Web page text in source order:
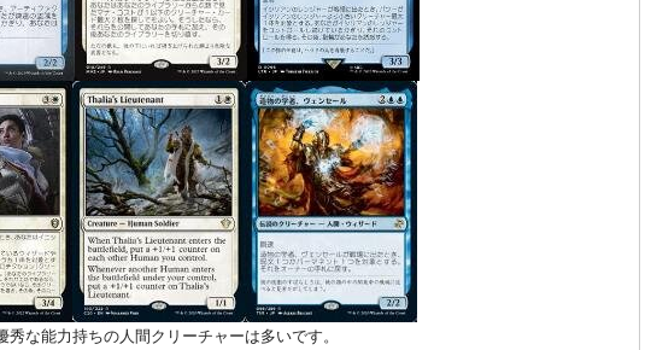
な能力持ちの人間クリーチャーは多いです。